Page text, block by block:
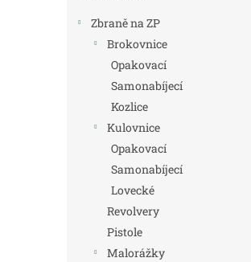
Zbraně na ZP
Brokovnice
Opakovací
Samonabíjecí
Kozlice
Kulovnice
Opakovací
Samonabíjecí
Lovecké
Revolvery
Pistole
Malorážky